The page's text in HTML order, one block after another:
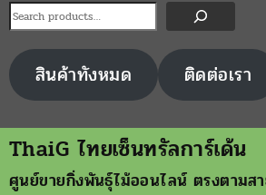
สินค้าทังหมด ติดต่อเรา
ThaiG ไทยเซ็นทรัลการ์เด้น
ศูนย์ขายกิ่งพันธุ์ไม้ออนไลน์ ตรงตาม